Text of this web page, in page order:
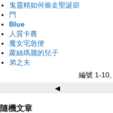
鬼靈精如何偷走聖誕節
門
Blue
人質卡農
魔女宅急便
蘿絲瑪麗的兒子
弟之夫
編號 1-
◂
隨機文章